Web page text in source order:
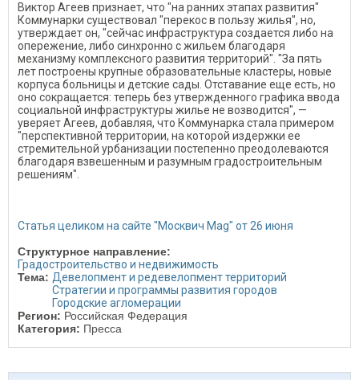
Виктор Агеев признает, что "на ранних этапах развития"
Коммунарки существовал "перекос в пользу жилья", но,
утверждает он, "сейчас инфраструктура создается либо на
опережение, либо синхронно с жильем благодаря
механизму комплексного развития территорий". "За пять
лет построены крупные образовательные кластеры, новые
корпуса больницы и детские сады. Отставание еще есть, но
оно сокращается: теперь без утвержденного графика ввода
социальной инфраструктуры жилье не возводится", —
уверяет Агеев, добавляя, что Коммунарка стала примером
"перспективной территории, на которой издержки ее
стремительной урбанизации постепенно преодолеваются
благодаря взвешенным и разумным градостроительным
решениям".
Статья целиком на сайте "Москвич Mag" от 26 июня
Структурное направление:
Градостроительство и недвижимость
Тема: Девелопмент и редевелопмент территорий
Стратегии и программы развития городов
Городские агломерации
Регион: Российская Федерация
Категория: Пресса